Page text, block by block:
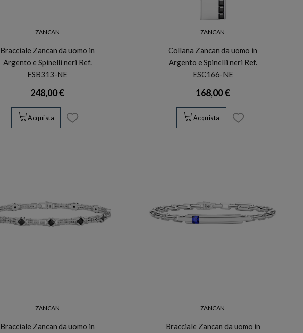
ZANCAN
Bracciale Zancan da uomo in
Argento e Spinelli neri Ref.
ESB313-NE
248,00 €
Acquista
ZANCAN
Collana Zancan da uomo in
Argento e Spinelli neri Ref.
ESC166-NE
168,00 €
Acquista
ZANCAN
Bracciale Zancan da uomo in
ZANCAN
Bracciale Zancan da uomo in